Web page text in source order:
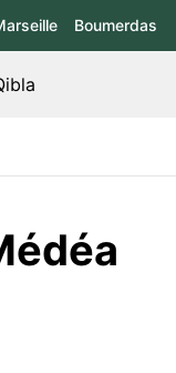
Boumerdas